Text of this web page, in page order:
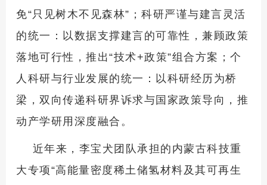
免“只见树木不见森林”；科研严谨与建言灵活
的统一：以数据支撑建言的可靠性，兼顾政策
落地可行性，推出“技术+政策”组合方案；个
人科研与行业发展的统一：以科研经历为桥
梁，双向传递科研界诉求与国家政策导向，推
动产学研用深度融合。
近年来，李宝犬团队承担的内蒙古科技重
大专项“高能量密度稀土储氢材料及其可再生